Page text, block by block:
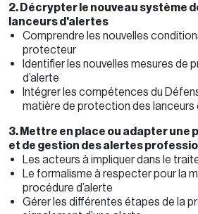
2. Décrypter le nouveau système
lanceurs d'alertes
Comprendre les nouvelles
protecteur
Identifier les nouvelles mesures de
d’alerte
Intégrer les compétences du
matière de protection des lanceurs
3. Mettre en place ou adapter une
et de gestion des alertes
Les acteurs à impliquer dans le
Le formalisme à respecter pour la
procédure d’alerte
Gérer les différentes étapes de la